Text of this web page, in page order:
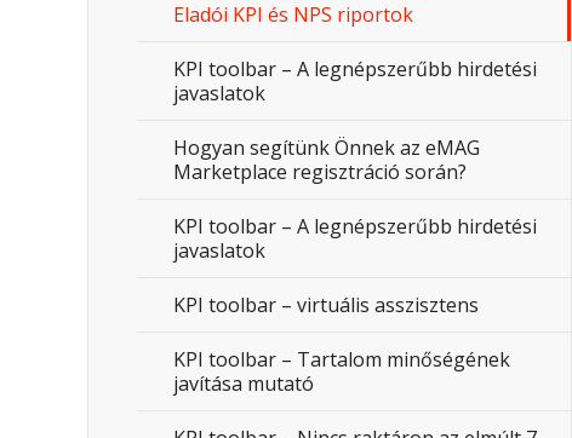
Eladói KPI és NPS riportok
KPI toolbar – A legnépszerűbb hirdetési
javaslatok
Hogyan segítünk Önnek az eMAG
Marketplace regisztráció során?
KPI toolbar – A legnépszerűbb hirdetési
javaslatok
KPI toolbar – virtuális asszisztens
KPI toolbar – Tartalom minőségének
javítása mutató